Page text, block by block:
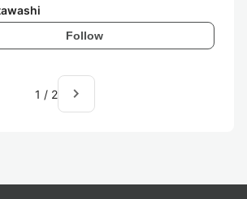
Follow
1 / 2 navigate_next